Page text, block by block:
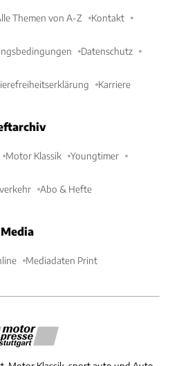
Themen von A-Z Kontakt
Datenschutz
Karriere
Motor Klassik Youngtimer
Abo & Hefte
Media
Mediadaten Print